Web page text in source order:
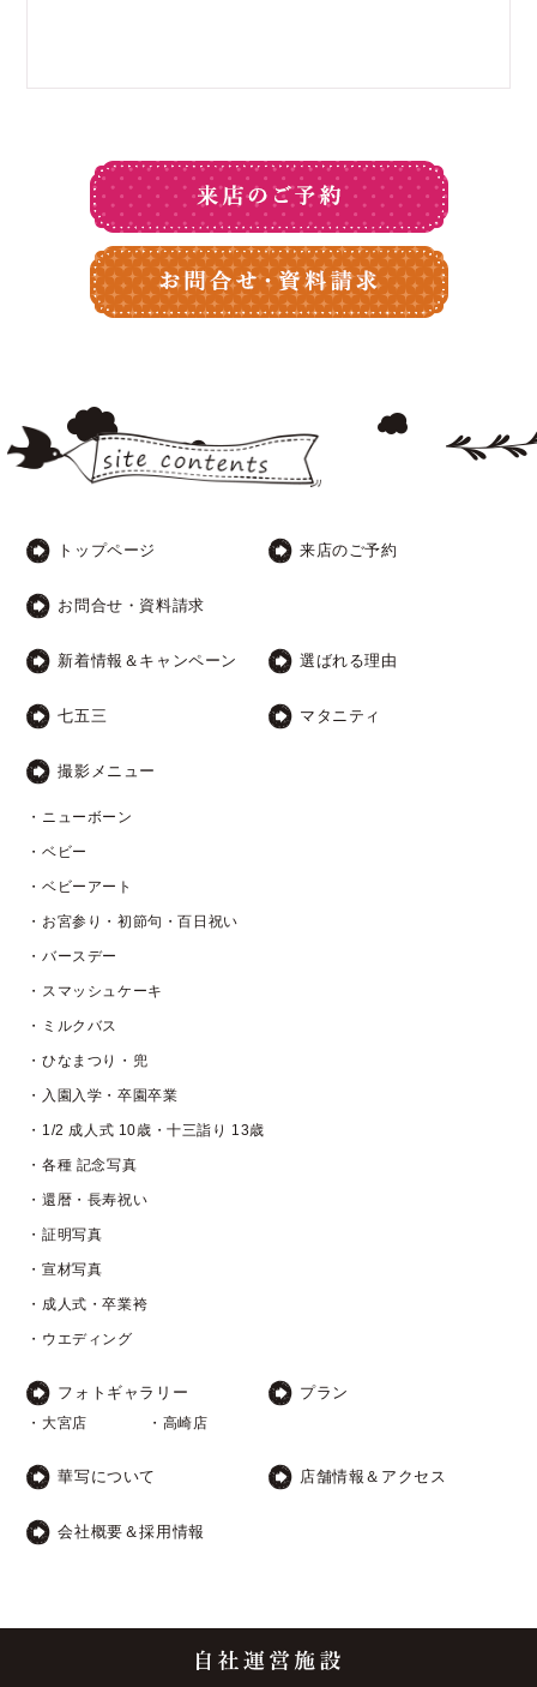
トップページ 来店のご予約
お問合せ・資料請求
新着情報＆キャンペーン 選ばれる理由
七五三 マタニティ
撮影メニュー
・ニューボーン
・ベビー
・ベビーアート
・お宮参り・初節句・百日祝い
・バースデー
・スマッシュケーキ
・ミルクバス
・ひなまつり・兜
・入園入学・卒園卒業
・1/2 成人式 10歳・十三詣り 13歳
・各種 記念写真
・還暦・長寿祝い
・証明写真
・宣材写真
・成人式・卒業袴
・ウエディング
フォトギャラリー
・大宮店 ・高崎店
プラン
華写について 店舗情報＆アクセス
会社概要＆採用情報